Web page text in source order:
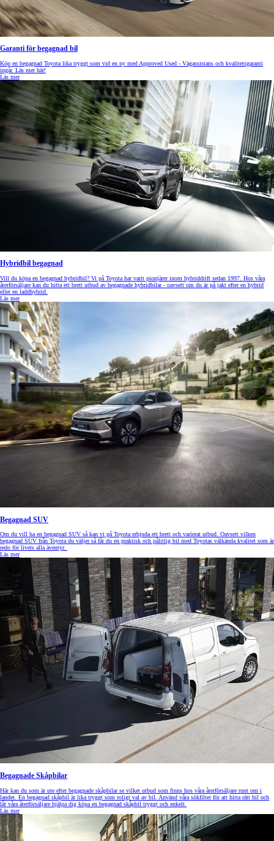
Garanti för begagnad bil
Köp en begagnad Toyota lika tryggt som vid en ny med Approved Used - Vägassistans och kvalitetsgaranti
ingår. Läs mer här!
Läs mer
Hybridbil begagnad
Vill du köpa en begagnad hybridbil? Vi på Toyota har varit pionjärer inom hybriddrift sedan 1997. Hos våra
återförsäljare kan du hitta ett brett utbud av begagnade hybridbilar - oavsett om du är på jakt efter en hybrid
eller en laddhybrid.
Läs mer
Begagnad SUV
Om du vill ha en begagnad SUV så kan vi på Toyota erbjuda ett brett och varierat utbud. Oavsett vilken
begagnad SUV från Toyota du väljer så får du en praktisk och pålitlig bil med Toyotas välkända kvalitet som är
redo för livets alla äventyr.
Läs mer
Begagnade Skåpbilar
Här kan du som är ute efter begagnade skåpbilar se vilket utbud som finns hos våra återförsäljare runt om i
landet. En begagnad skåpbil är lika tryggt som roligt val av bil. Använd våra sökfilter för att hitta rätt bil och
låt våra återförsäljare hjälpa dig köpa en begagnad skåpbil tryggt och enkelt.
Läs mer